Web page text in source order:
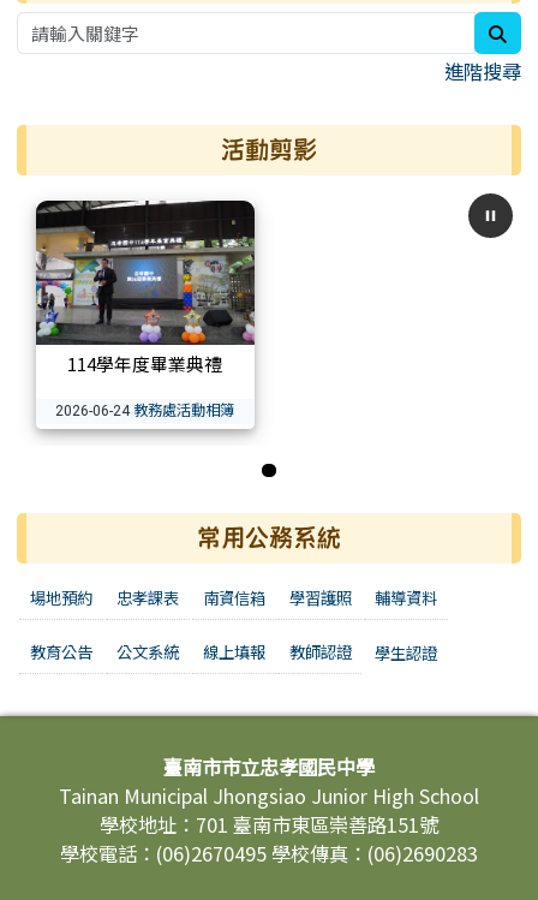
進階搜尋
活動剪影
114學年度畢業典禮
2026-06-24 教務處活動相簿
常用公務系統
場地預約 忠孝課表 南資信箱 學習護照 輔導資料
教育公告 公文系統 線上填報 教師認證 學生認證
頁尾區域內容臺南市市立忠孝國民中學
Tainan Municipal Jhongsiao Junior High School
學校地址：701 臺南市東區崇善路151號
學校電話：(06)2670495 學校傳真：(06)2690283